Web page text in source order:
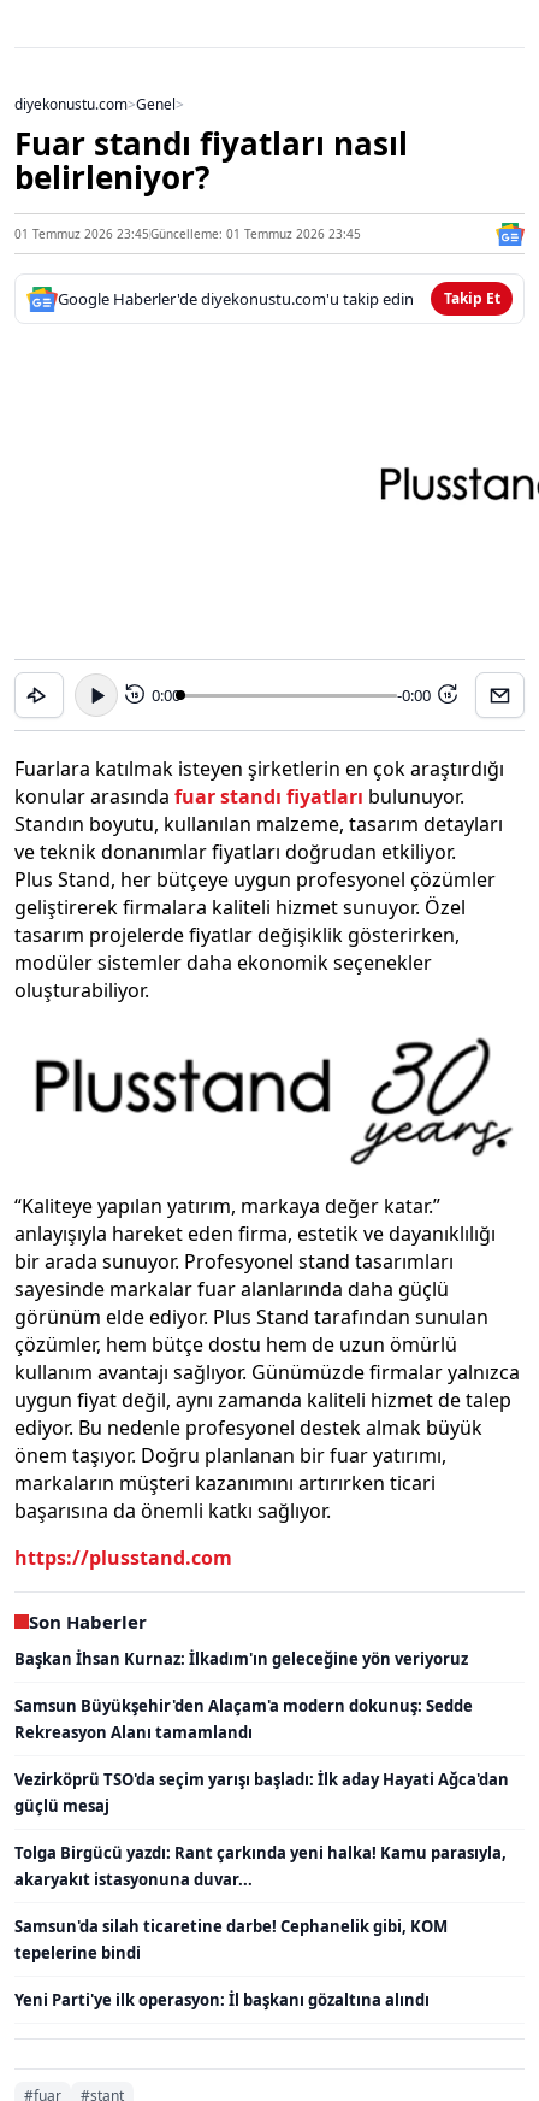
diyekonustu.com>Genel>
Fuar standı fiyatları nasıl
belirleniyor?
01 Temmuz 2026 23:45Güncelleme: 01 Temmuz 2026 23:45
Google Haberler'de diyekonustu.com'u takip edin Takip Et
15 0:00 -0:00 15
Fuarlara katılmak isteyen şirketlerin en çok araştırdığı
konular arasında fuar standı fiyatları bulunuyor.
Standın boyutu, kullanılan malzeme, tasarım detayları
ve teknik donanımlar fiyatları doğrudan etkiliyor.
Plus Stand, her bütçeye uygun profesyonel çözümler
geliştirerek firmalara kaliteli hizmet sunuyor. Özel
tasarım projelerde fiyatlar değişiklik gösterirken,
modüler sistemler daha ekonomik seçenekler
oluşturabiliyor.
“Kaliteye yapılan yatırım, markaya değer katar.”
anlayışıyla hareket eden firma, estetik ve dayanıklılığı
bir arada sunuyor. Profesyonel stand tasarımları
sayesinde markalar fuar alanlarında daha güçlü
görünüm elde ediyor. Plus Stand tarafından sunulan
çözümler, hem bütçe dostu hem de uzun ömürlü
kullanım avantajı sağlıyor. Günümüzde firmalar yalnızca
uygun fiyat değil, aynı zamanda kaliteli hizmet de talep
ediyor. Bu nedenle profesyonel destek almak büyük
önem taşıyor. Doğru planlanan bir fuar yatırımı,
markaların müşteri kazanımını artırırken ticari
başarısına da önemli katkı sağlıyor.
https://plusstand.com
Son Haberler
Başkan İhsan Kurnaz: İlkadım'ın geleceğine yön veriyoruz
Samsun Büyükşehir'den Alaçam'a modern dokunuş: Sedde
Rekreasyon Alanı tamamlandı
Vezirköprü TSO'da seçim yarışı başladı: İlk aday Hayati Ağca'dan
güçlü mesaj
Tolga Birgücü yazdı: Rant çarkında yeni halka! Kamu parasıyla,
akaryakıt istasyonuna duvar...
Samsun'da silah ticaretine darbe! Cephanelik gibi, KOM
tepelerine bindi
Yeni Parti'ye ilk operasyon: İl başkanı gözaltına alındı
#fuar #stant